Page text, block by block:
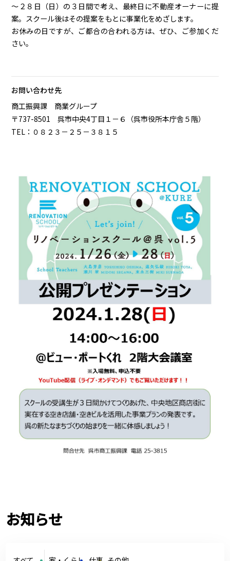
～２８日（日）の３日間で考え、最終日に不動産オーナーに提
案。スクール後はその提案をもとに事業化をめざします。
お休みの日ですが、ご都合の合われる方は、ぜひ、ご参加くだ
さい。
お問い合わせ先
商工振興課 商業グループ
〒737-8501 呉市中央4丁目１－６（呉市役所本庁舎５階）
TEL：０８２３－２５－３８１５
お知らせ